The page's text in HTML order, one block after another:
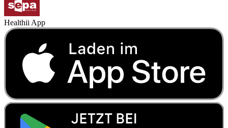
Healthii App